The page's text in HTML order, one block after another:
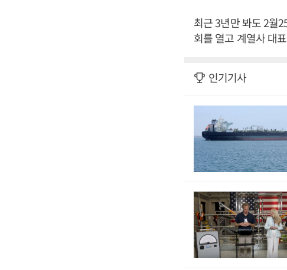
최근 3년만 봐도 2월
회를 열고 계열사 대
인기기사